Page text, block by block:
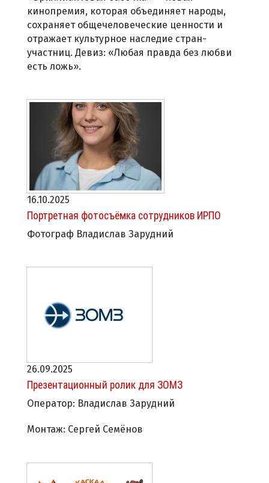
кинопремия, которая объединяет народы,
сохраняет общечеловеческие ценности и
отражает культурное наследие стран-
участниц. Девиз: «Любая правда без любви
есть ложь».
16.10.2025
Портретная фотосъёмка сотрудников ИРПО
Фотограф Владислав Зарудний
26.09.2025
Презентационный ролик для ЗОМЗ
Оператор: Владислав Зарудний
Монтаж: Сергей Семёнов